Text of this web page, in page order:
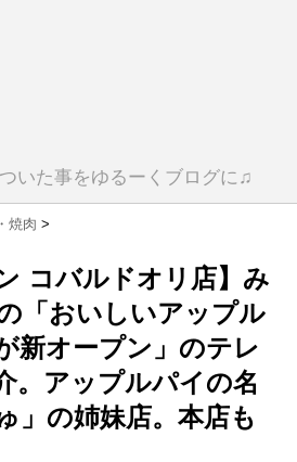
いた事をゆるーくブログに♫
焼肉 >
コバルドオリ店】み
「おいしいアップル
新オープン」のテレ
。アップルパイの名
」の姉妹店。本店も